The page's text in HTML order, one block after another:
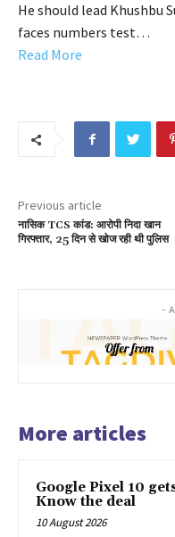
He should lead Khushbu
faces numbers test…
Read More
Previous article
नासिक TCS कांड: आरोपी निदा खान
गिरफ्तार, 25 दिन से खोज रही थी पुलिस
-
More articles
Google Pixel 10
Know the deal
10 August 2026